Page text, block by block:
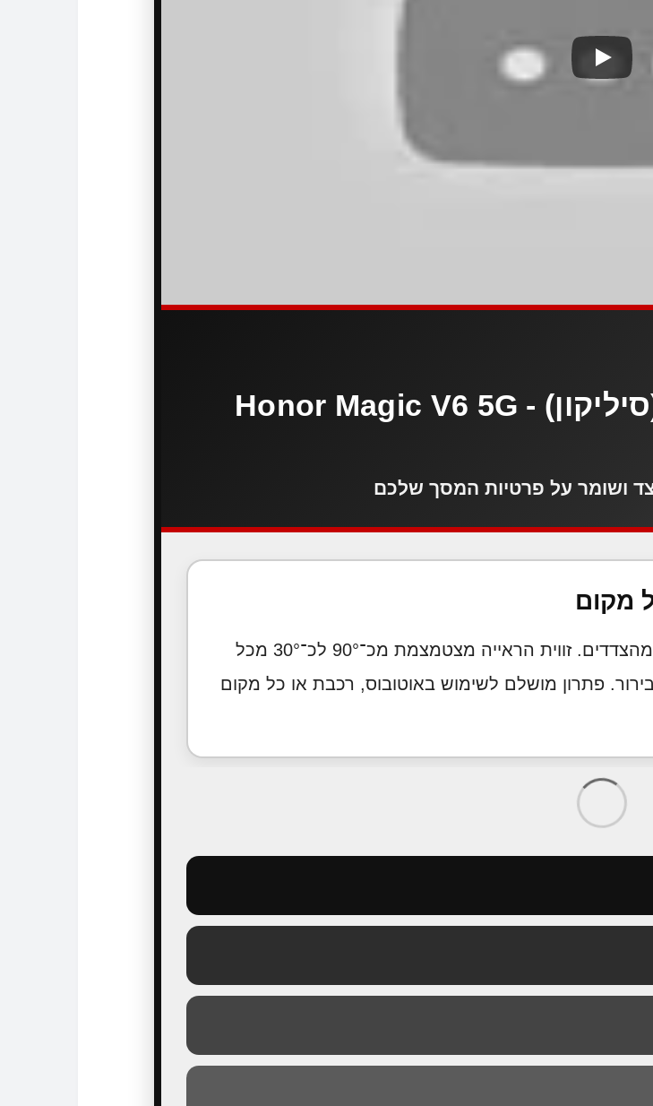
מגן מסך הידרוג'ל פרטיות (סיליקון) Honor Magic V6 5G -
ושומר על פרטיות המסך שלכם
מקום
מגן מסך הידרוג'ל פרטיות נועד למנוע הצצות מהצדדים. זווית הראייה מצטמצמת מכ־90° לכ־30° מכל
פתרון מושלם לשימוש באוטובוס, רכבת או כל מקום